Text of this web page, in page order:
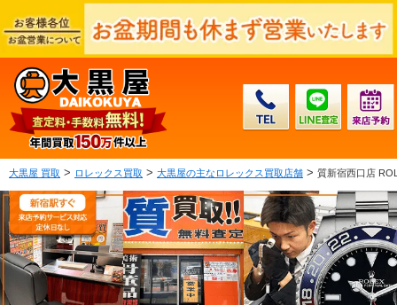
大黒屋 買取 > ロレックス買取 > 大黒屋の主なロレックス買取店舗 > 質新宿西口店